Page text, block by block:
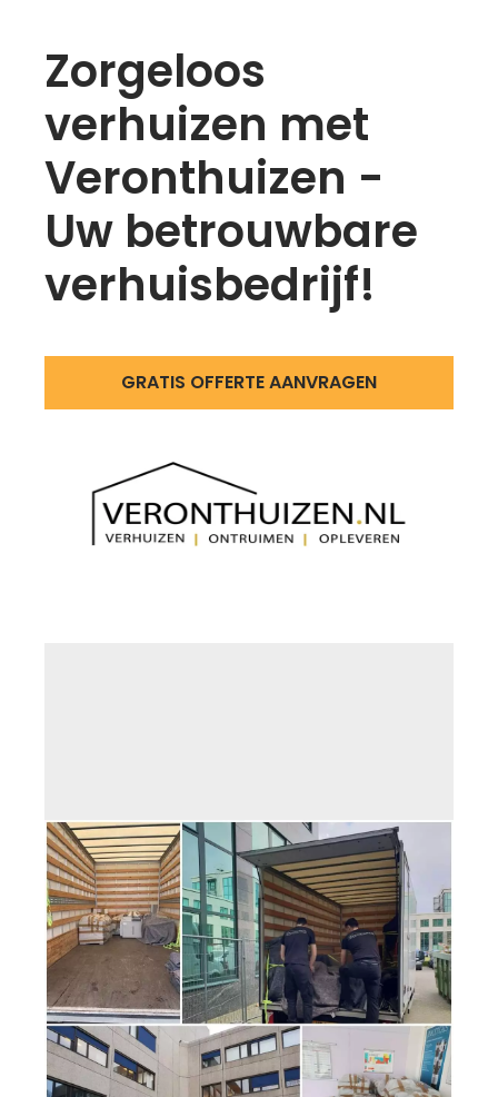
Meteen
naar
inhoud
Zorgeloos
verhuizen met
Veronthuizen -
Uw betrouwbare
verhuisbedrijf!
GRATIS OFFERTE AANVRAGEN